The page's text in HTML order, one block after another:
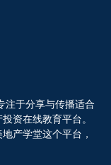
注于分享与传播适合
资在线教育平台。
产学堂这个平台，